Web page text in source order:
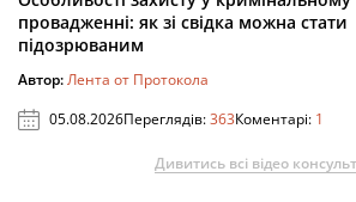
провадженні: як зі свідка можна стати
підозрюваним
Автор:Лента от Протокола
05.08.2026Переглядів:363Коментарі: 1
Дивитись всі відео